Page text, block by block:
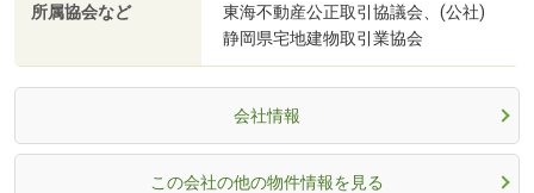
所属協会など
東海不動産公正取引協議会、(公社)
静岡県宅地建物取引業協会
会社情報
この会社の他の物件情報を見る